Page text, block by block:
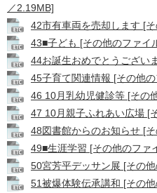
／2.19MB]
42市有車両を売却します [
43■子ども [その他のファイ
44お誕生おめでとうござい
45子育て関連情報 [その他
46 10月乳幼児健診等 [その
47 10月親子ふれあい広場 [
48図書館からのお知らせ [
49■生涯学習 [その他のファ
50宮芳平デッサン展 [その
51被爆体験伝承講和 [その